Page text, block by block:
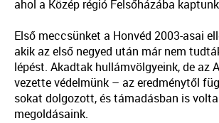
ahol a Közép régió Felsőházába
Első meccsünket a Honvéd 2003-asai
akik az első negyed után már nem
lépést. Akadtak hullámvölgyeink, de az
vezette védelmünk – az eredménytől
sokat dolgozott, és támadásban is
megoldásaink.